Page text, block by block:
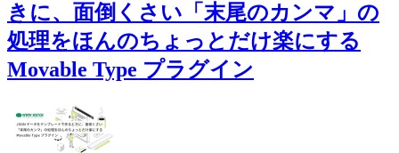
きに、面倒くさい「末尾のカンマ」の
処理をほんのちょっとだけ楽にする
Movable Type プラグイン